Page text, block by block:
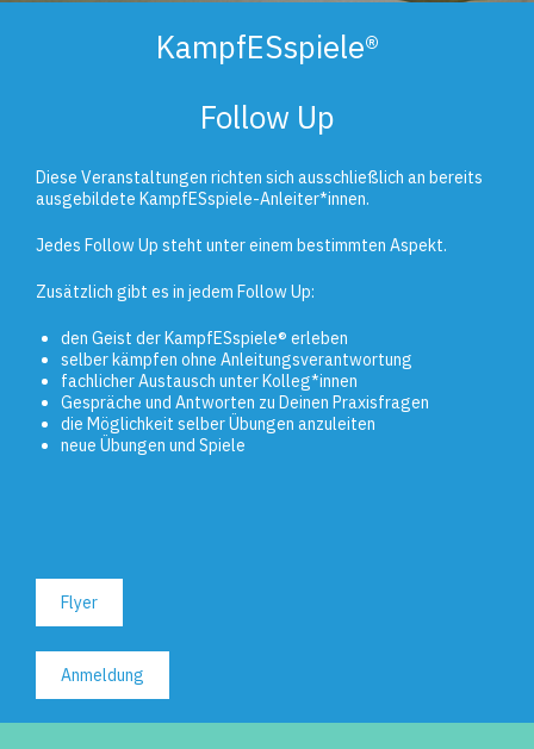
KampfESspiele®
Follow Up
Diese Veranstaltungen richten sich ausschließlich an bereits
ausgebildete KampfESspiele-Anleiter*innen.
Jedes Follow Up steht unter einem bestimmten Aspekt.
Zusätzlich gibt es in jedem Follow Up:
den Geist der KampfESspiele® erleben
selber kämpfen ohne Anleitungsverantwortung
fachlicher Austausch unter Kolleg*innen
Gespräche und Antworten zu Deinen Praxisfragen
die Möglichkeit selber Übungen anzuleiten
neue Übungen und Spiele
Flyer
Anmeldung